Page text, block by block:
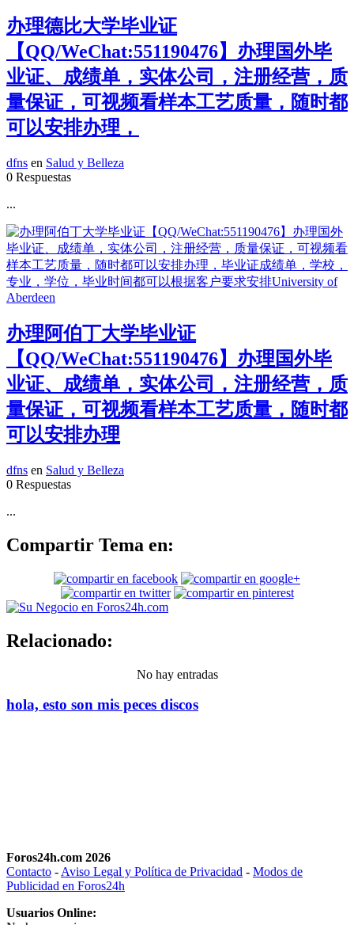
办理德比大学毕业证
【QQ/WeChat:551190476】办理国外毕
业证、成绩单，实体公司，注册经营，质
量保证，可视频看样本工艺质量，随时都
可以安排办理，
dfns en Salud y Belleza
0 Respuestas
...
办理阿伯丁大学毕业证
【QQ/WeChat:551190476】办理国外毕
业证、成绩单，实体公司，注册经营，质
量保证，可视频看样本工艺质量，随时都
可以安排办理
dfns en Salud y Belleza
0 Respuestas
...
Compartir Tema en:
Relacionado:
No hay entradas
hola, esto son mis peces discos
Foros24h.com 2026
Contacto - Aviso Legal y Política de Privacidad - Modos de
Publicidad en Foros24h
Usuarios Online: